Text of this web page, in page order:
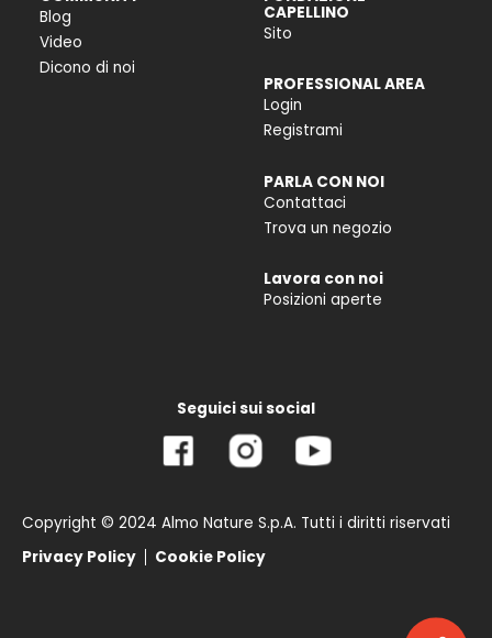
Blog
Video
Dicono di noi
CAPELLINO
Sito
PROFESSIONAL AREA
Login
Registrami
PARLA CON NOI
Contattaci
Trova un negozio
Lavora con noi
Posizioni aperte
Seguici sui social
Copyright © 2024 Almo Nature S.p.A. Tutti i diritti riservati
Privacy Policy
Cookie Policy